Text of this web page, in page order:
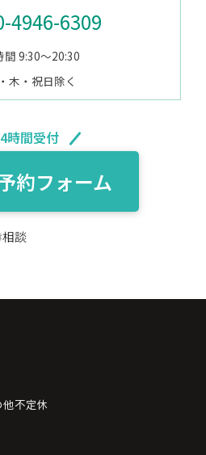
4946-6309
間 9:30～20:30
木・祝日除く
時間受付
約フォーム
相談
不定休